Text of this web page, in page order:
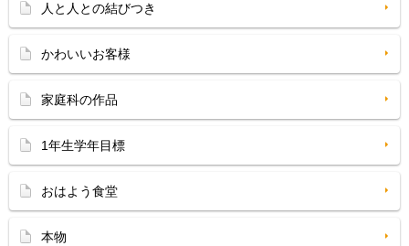
人と人との結びつき
かわいいお客様
家庭科の作品
1年生学年目標
おはよう食堂
本物